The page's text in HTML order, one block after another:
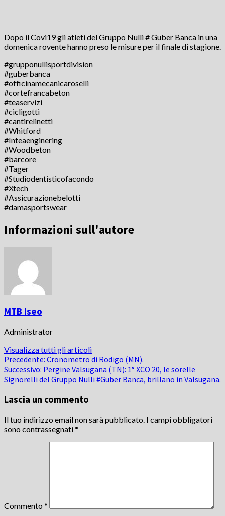
Dopo il Covi19 gli atleti del Gruppo Nulli # Guber Banca in una
domenica rovente hanno preso le misure per il finale di stagione.
#grupponullisportdivision
#guberbanca
#officinamecanicaroselli
#cortefrancabeton
#teaservizi
#cicligotti
#cantirelinetti
#Whitford
#Inteaenginering
#Woodbeton
#barcore
#Tager
#Studiodentisticofacondo
#Xtech
#Assicurazionebelotti
#damasportswear
Informazioni sull'autore
MTB Iseo
Administrator
Visualizza tutti gli articoli
Navigazione
articolo
Precedente: Cronometro di Rodigo (MN).
Successivo: Pergine Valsugana (TN): 1° XCO 20, le sorelle
Signorelli del Gruppo Nulli #Guber Banca, brillano in Valsugana.
Lascia un commento
Il tuo indirizzo email non sarà pubblicato. I campi obbligatori
sono contrassegnati*
Commento *